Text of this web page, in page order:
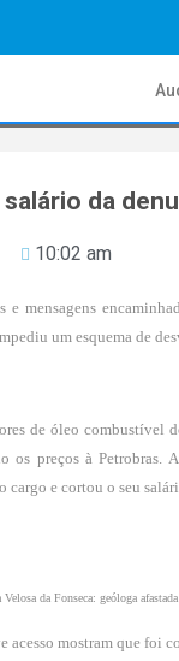
da
10:02 am
e mensagens
um esquema de
de óleo combustível
os preços à Petrobras.
cargo e cortou o seu
Velosa da Fonseca: geóloga
acesso mostram que foi